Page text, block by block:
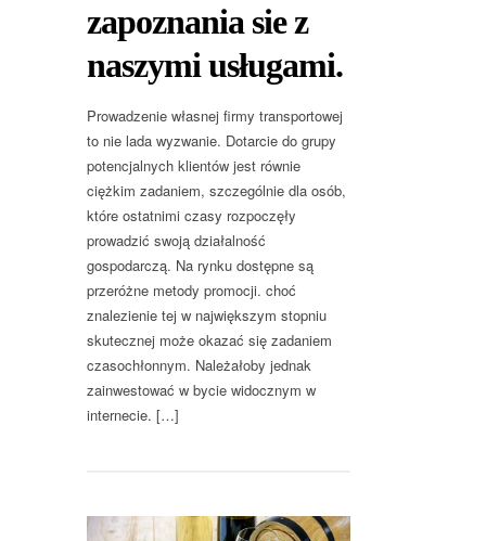
zapoznania sie z
naszymi usługami.
Prowadzenie własnej firmy transportowej
to nie lada wyzwanie. Dotarcie do grupy
potencjalnych klientów jest równie
ciężkim zadaniem, szczególnie dla osób,
które ostatnimi czasy rozpoczęły
prowadzić swoją działalność
gospodarczą. Na rynku dostępne są
przeróżne metody promocji. choć
znalezienie tej w największym stopniu
skutecznej może okazać się zadaniem
czasochłonnym. Należałoby jednak
zainwestować w bycie widocznym w
internecie. […]